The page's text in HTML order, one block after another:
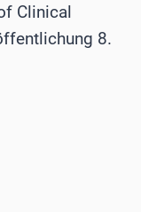
Clinical
8.